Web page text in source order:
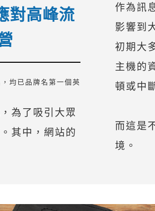
對高峰流
均已品牌名第一個英
為了吸引大眾
其中，網站的
作為訊
影響到
初期大
主機的
頓或中
而這是
境。